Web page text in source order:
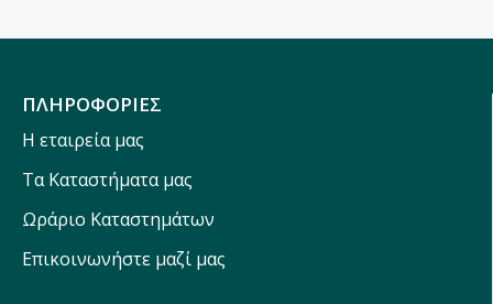
ΠΛΗΡΟΦΟΡΙΕΣ
Η εταιρεία μας
Τα Καταστήματα μας
Ωράριο Καταστημάτων
Επικοινωνήστε μαζί μας